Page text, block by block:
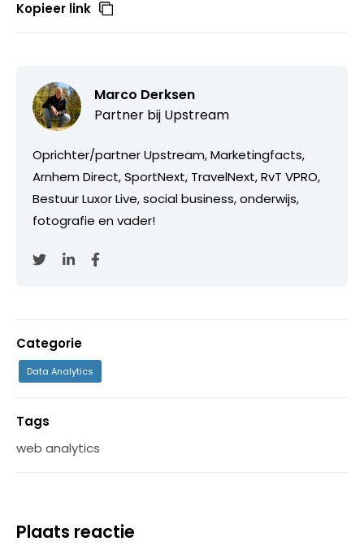
Kopieer link
Marco Derksen
Partner bij Upstream
Oprichter/partner Upstream, Marketingfacts,
Arnhem Direct, SportNext, TravelNext, RvT VPRO,
Bestuur Luxor Live, social business, onderwijs,
fotografie en vader!
Categorie
Data Analytics
Tags
web analytics
Plaats reactie